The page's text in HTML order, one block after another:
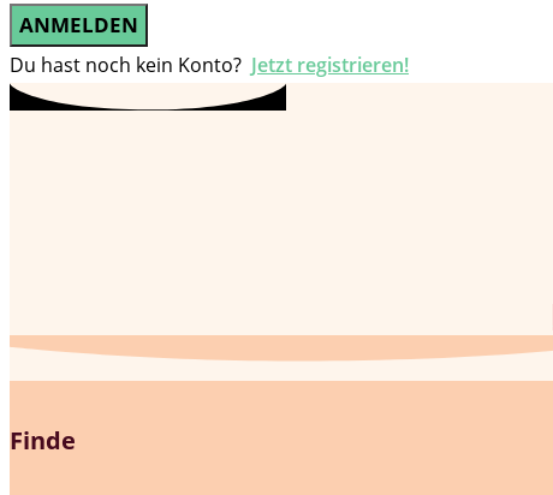
ANMELDEN
Du hast noch kein Konto? Jetzt registrieren!
Finde